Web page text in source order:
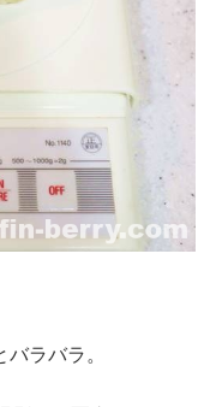
ラバラ。